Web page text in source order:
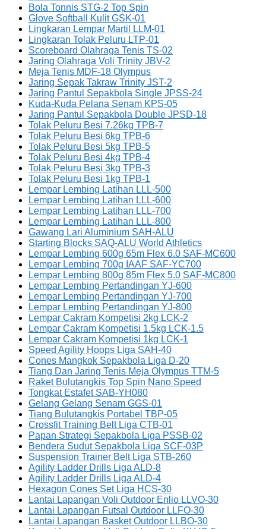
Bola Tonnis STG-2 Top Spin
Glove Softball Kulit GSK-01
Lingkaran Lempar Martil LLM-01
Lingkaran Tolak Peluru LTP-01
Scoreboard Olahraga Tenis TS-02
Jaring Olahraga Voli Trinity JBV-2
Meja Tenis MDF-18 Olympus
Jaring Sepak Takraw Trinity JST-2
Jaring Pantul Sepakbola Single JPSS-24
Kuda-Kuda Pelana Senam KPS-05
Jaring Pantul Sepakbola Double JPSD-18
Tolak Peluru Besi 7.26kg TPB-7
Tolak Peluru Besi 6kg TPB-6
Tolak Peluru Besi 5kg TPB-5
Tolak Peluru Besi 4kg TPB-4
Tolak Peluru Besi 3kg TPB-3
Tolak Peluru Besi 1kg TPB-1
Lempar Lembing Latihan LLL-500
Lempar Lembing Latihan LLL-600
Lempar Lembing Latihan LLL-700
Lempar Lembing Latihan LLL-800
Gawang Lari Aluminium SAH-ALU
Starting Blocks SAQ-ALU World Athletics
Lempar Lembing 600g 65m Flex 6.0 SAF-MC600
Lempar Lembing 700g IAAF SAF-YC700
Lempar Lembing 800g 85m Flex 5.0 SAF-MC800
Lempar Lembing Pertandingan YJ-600
Lempar Lembing Pertandingan YJ-700
Lempar Lembing Pertandingan YJ-800
Lempar Cakram Kompetisi 2kg LCK-2
Lempar Cakram Kompetisi 1.5kg LCK-1.5
Lempar Cakram Kompetisi 1kg LCK-1
Speed Agility Hoops Liga SAH-40
Cones Mangkok Sepakbola Liga D-20
Tiang Dan Jaring Tenis Meja Olympus TTM-5
Raket Bulutangkis Top Spin Nano Speed
Tongkat Estafet SAB-YH080
Gelang Gelang Senam GGS-01
Tiang Bulutangkis Portabel TBP-05
Crossfit Training Belt Liga CTB-01
Papan Strategi Sepakbola Liga PSSB-02
Bendera Sudut Sepakbola Liga SCF-03P
Suspension Trainer Belt Liga STB-260
Agility Ladder Drills Liga ALD-8
Agility Ladder Drills Liga ALD-4
Hexagon Cones Set Liga HCS-30
Lantai Lapangan Voli Outdoor Enlio LLVO-30
Lantai Lapangan Futsal Outdoor LLFO-30
Lantai Lapangan Basket Outdoor LLBO-30